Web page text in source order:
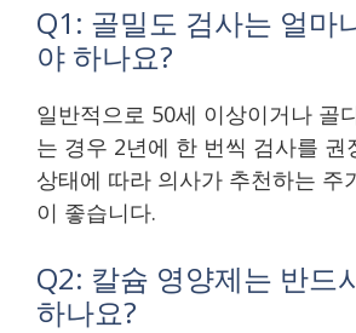
Q1: 골밀도 검사는 얼마
야 하나요?
일반적으로 50세 이상이거나 골
는 경우 2년에 한 번씩 검사를 권
상태에 따라 의사가 추천하는 주
이 좋습니다.
Q2: 칼슘 영양제는 반드
하나요?